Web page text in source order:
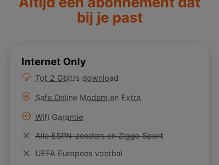
bij je past
Internet Only
Meer informatie over
Tot 2 Gbit/s download
Meer informatie over
Safe Online Modem en Extra
Meer informatie over
Wifi Garantie
Niet van toepassing
Alle ESPN-zenders en Ziggo Sport
Niet van toepassing
UEFA Europees voetbal